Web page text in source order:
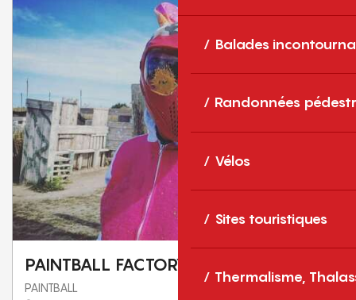
Balades
Randonnées
Vélos
Sites touristiques
Thermalisme,
PAINTBALL FACTORY
PAINTBALL